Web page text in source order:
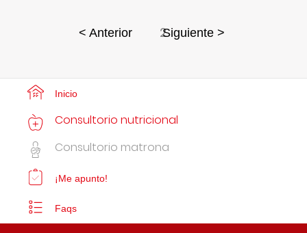
< Anterior 2Siguiente >
Inicio
Consultorio nutricional
Consultorio matrona
¡Me apunto!
Faqs